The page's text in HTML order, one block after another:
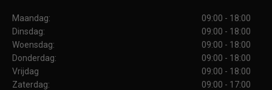
Maandag:
09:00 - 18:00
Dinsdag:
09:00 - 18:00
Woensdag:
09:00 - 18:00
Donderdag:
09:00 - 18:00
Vrijdag
09:00 - 18:00
Zaterdag:
09:00 - 17:00